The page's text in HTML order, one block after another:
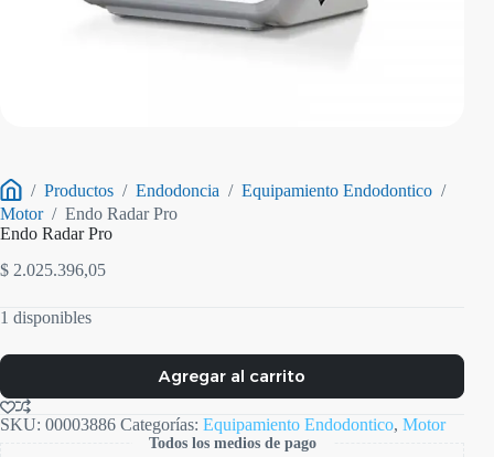
Inicio
/ Productos / Endodoncia / Equipamiento Endodontico /
Motor / Endo Radar Pro
Endo Radar Pro
$ 2.025.396,05
1 disponibles
Agregar al carrito
SKU: 00003886 Categorías: Equipamiento Endodontico, Motor
Todos los medios de pago